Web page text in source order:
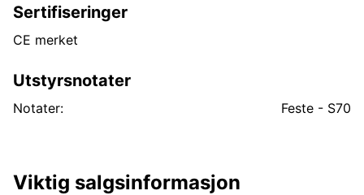
Sertifiseringer
CE merket
Utstyrsnotater
Notater: Feste - S70
Viktig salgsinformasjon